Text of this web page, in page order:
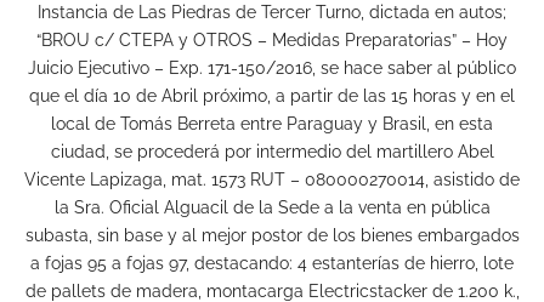
Instancia de Las Piedras de Tercer Turno, dictada en autos;
“BROU c/ CTEPA y OTROS – Medidas Preparatorias” – Hoy
Juicio Ejecutivo – Exp. 171-150/2016, se hace saber al público
que el día 10 de Abril próximo, a partir de las 15 horas y en el
local de Tomás Berreta entre Paraguay y Brasil, en esta
ciudad, se procederá por intermedio del martillero Abel
Vicente Lapizaga, mat. 1573 RUT – 080000270014, asistido de
la Sra. Oficial Alguacil de la Sede a la venta en pública
subasta, sin base y al mejor postor de los bienes embargados
a fojas 95 a fojas 97, destacando: 4 estanterías de hierro, lote
de pallets de madera, montacarga Electricstacker de 1.200 k.,